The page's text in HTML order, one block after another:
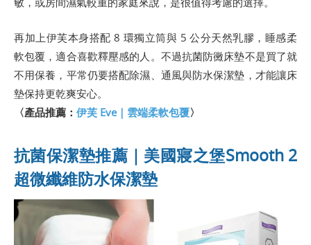
再加上伊芙本身搭配 8 環獨立筒與 5 公分天然乳膠，睡感柔
軟包覆，適合喜歡釋壓感的人。不過抗菌防黴床墊不是買了就
不用保養，平常仍要搭配除濕、通風與防水保潔墊，才能讓床
墊保持更乾爽安心。
〈產品推薦： 伊芙 Eve｜雲端柔軟包覆〉
抗菌保潔墊推薦｜美國寢之堡Smooth 2
超微纖維防水保潔墊